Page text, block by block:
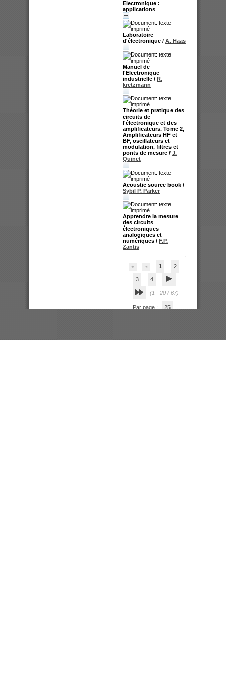
Electronique :
applications
Laboratoire
d'électronique / A. Haas
Manuel de
l'Electronique
industrielle / R.
kretzmann
Théorie et pratique des
circuits de
l'électronique et des
amplificateurs. Tome 2,
Amplificateurs HF et
BF, oscillateurs et
modulation, filtres et
ponts de mesure / J.
Quinet
Acoustic source book /
Sybil P. Parker
Apprendre la mesure
des circuits
électroniques
analogiques et
numériques / F.P.
Zantis
1 2
3 4
(1 - 20 / 67)
Par page : 25